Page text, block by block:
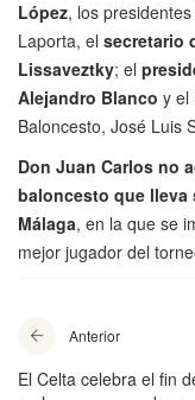
López, los
Laporta, el secretario
Lissaveztky; el
Alejandro Blanco y el
Baloncesto, José Luis
Don Juan Carlos no
baloncesto que lleva
Málaga, en la que se
mejor jugador del
Anterior
El Celta celebra el fin